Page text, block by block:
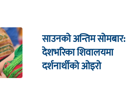
साउनको अन्तिम सोमबार:
देशभरिका शिवालयमा
दर्शनार्थीको ओइरो